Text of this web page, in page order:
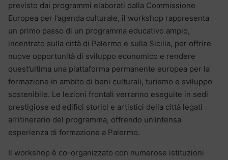
previsto dai programmi elaborati dalla Commissione
Europea per l’agenda culturale, il workshop rappresenta
un primo passo di un programma educativo ampio,
incentrato sulla città di Palermo e sulla Sicilia, per offrire
nuove opportunità di sviluppo economico e rendere
quest’ultima una piattaforma permanente europea per la
formazione in ambito di beni culturali, turismo e sviluppo
sostenibile. Le lezioni frontali verranno eseguite in sedi
prestigiose ed edifici storici e artistici della città legati
all’itinerario del programma, offrendo un’intensa
esperienza di formazione a Palermo.
Il workshop è co-organizzato con numerose istituzioni